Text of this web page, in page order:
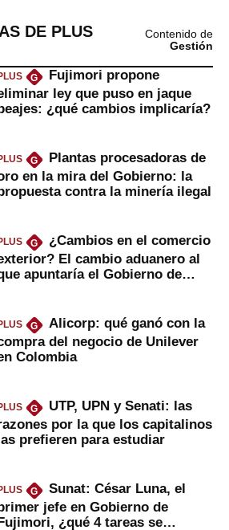
DE PLUS
Contenido de
Gestión
G
Fujimori propone
ley que puso en jaque
¿qué cambios implicaría?
G
Plantas procesadoras de
en la mira del Gobierno: la
contra la minería ilegal
G
¿Cambios en el comercio
El cambio aduanero al
apuntaría el Gobierno de
G
Alicorp: qué ganó con la
del negocio de Unilever
Colombia
G
UTP, UPN y Senati: las
por la que los capitalinos
prefieren para estudiar
G
Sunat: César Luna, el
jefe en Gobierno de
¿qué 4 tareas se